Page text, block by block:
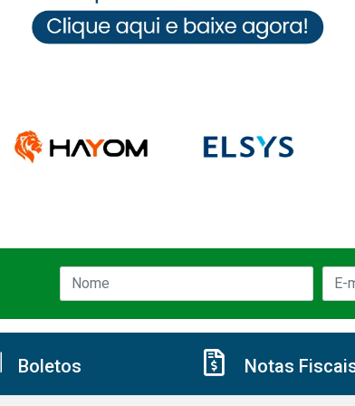
Boletos Notas